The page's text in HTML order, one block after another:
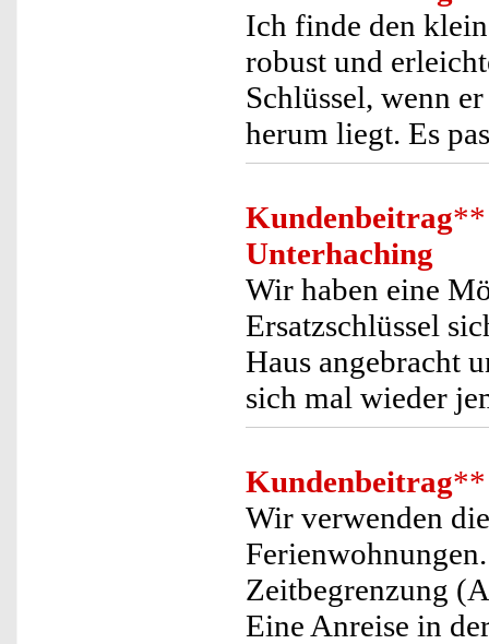
Ich finde den
robust und
Schlüssel, wenn
herum liegt. Es
Kundenbeitrag**
Unterhaching
Wir haben eine
Ersatzschlüssel
Haus angebracht
sich mal wieder
Kundenbeitrag**
Wir verwenden
Zeitbegrenzung
Eine Anreise in